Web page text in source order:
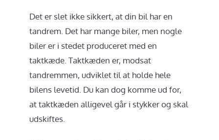
Det er slet ikke sikkert, at din bil har en
tandrem. Det har mange biler, men nogle
biler er i stedet produceret med en
taktkæde. Taktkæden er, modsat
tandremmen, udviklet til at holde hele
bilens levetid. Du kan dog komme ud for,
at taktkæden alligevel går i stykker og skal
udskiftes.